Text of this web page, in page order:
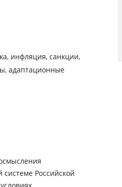
инфляция, санкции,
адаптационные
Российской